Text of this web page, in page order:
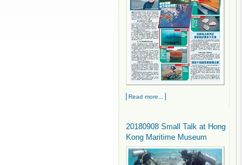
Read more...
20180908 Small Talk at Hong
Kong Maritime Museum